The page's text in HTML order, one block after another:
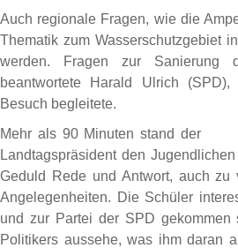
Auch regionale Fragen, wie die
Thematik zum Wasserschutzgebiet
werden. Fragen zur Sanierung
beantwortete Harald Ulrich
Besuch begleitete.
Mehr als 90 Minuten stand der
Landtagspräsident den
Geduld Rede und Antwort, auch zu
Angelegenheiten. Die Schüler
und zur Partei der SPD
Politikers aussehe, was ihm daran